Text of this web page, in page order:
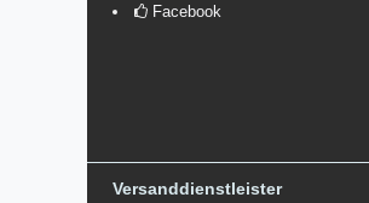
Facebook
Versanddienstleister